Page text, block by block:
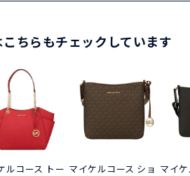
ちらもチェックしています
ルコース トー マイケルコース ショ マイ